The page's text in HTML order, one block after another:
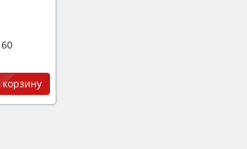
корзину